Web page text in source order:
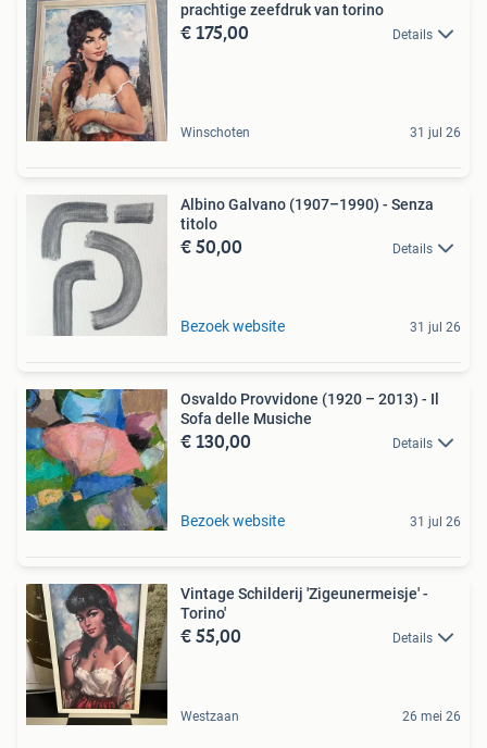
prachtige zeefdruk van torino
€ 175,00 Details
Winschoten 31 jul 26
Albino Galvano (1907–1990) - Senza
titolo
€ 50,00 Details
Bezoek website 31 jul 26
Osvaldo Provvidone (1920 – 2013) - Il
Sofa delle Musiche
€ 130,00 Details
Bezoek website 31 jul 26
Vintage Schilderij 'Zigeunermeisje' -
Torino'
€ 55,00 Details
Westzaan 26 mei 26